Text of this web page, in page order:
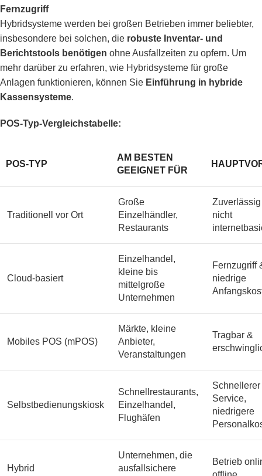
Fernzugriff
Hybridsysteme werden bei großen Betrieben immer beliebter,
insbesondere bei solchen, die robuste Inventar- und
Berichtstools benötigen ohne Ausfallzeiten zu opfern. Um
mehr darüber zu erfahren, wie Hybridsysteme für große
Anlagen funktionieren, können Sie Einführung in hybride
Kassensysteme.
POS-Typ-Vergleichstabelle:
POS-TYP
AM BESTEN
GEEIGNET FÜR
Traditionell vor Ort
Große
Einzelhändler,
Restaurants
nicht
Cloud-basiert
Einzelhandel,
kleine bis
mittelgroße
Unternehmen
Fernzugriff
niedrige
Mobiles POS (mPOS)
Märkte, kleine
Anbieter,
Veranstaltungen
Tragbar &
Selbstbedienungskiosk
Schnellrestaurants,
Einzelhandel,
Flughäfen
Schnellerer
Service,
niedrigere
Hybrid
Unternehmen, die
ausfallsichere
Betrieb